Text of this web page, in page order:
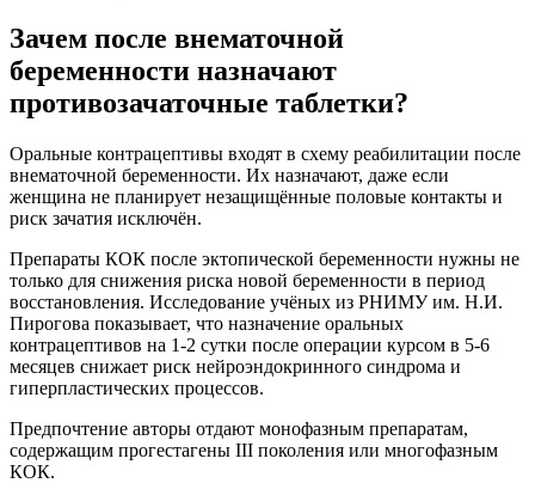
Зачем после внематочной
беременности назначают
противозачаточные таблетки?
Оральные контрацептивы входят в схему реабилитации после
внематочной беременности. Их назначают, даже если
женщина не планирует незащищённые половые контакты и
риск зачатия исключён.
Препараты КОК после эктопической беременности нужны не
только для снижения риска новой беременности в период
восстановления. Исследование учёных из РНИМУ им. Н.И.
Пирогова показывает, что назначение оральных
контрацептивов на 1-2 сутки после операции курсом в 5-6
месяцев снижает риск нейроэндокринного синдрома и
гиперпластических процессов.
Предпочтение авторы отдают монофазным препаратам,
содержащим прогестагены III поколения или многофазным
КОК.